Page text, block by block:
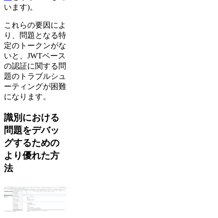
います)。
これらの要因によ
り、問題となる特
定のトークンがな
いと、JWTベース
の認証に関する問
題のトラブルシュ
ーティングが困難
になります。
識別における
問題をデバッ
グするための
より優れた方
法